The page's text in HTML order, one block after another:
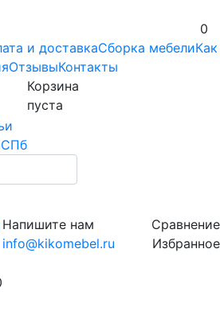
0
и доставкаСборка мебелиКак
ОтзывыКонтакты
СПб
Напишите нам
info@kikomebel.ru
Сравнение
Избранное
Корзина
пуста